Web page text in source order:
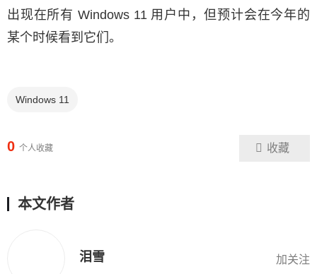
出现在所有 Windows 11 用户中，但预计会在今年的
某个时候看到它们。
Windows 11
0 个人收藏 收藏
本文作者
泪雪 加关注